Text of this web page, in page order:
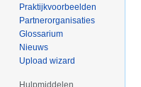
Praktijkvoorbeelden
Partnerorganisaties
Glossarium
Nieuws
Upload wizard
Hulpmiddelen